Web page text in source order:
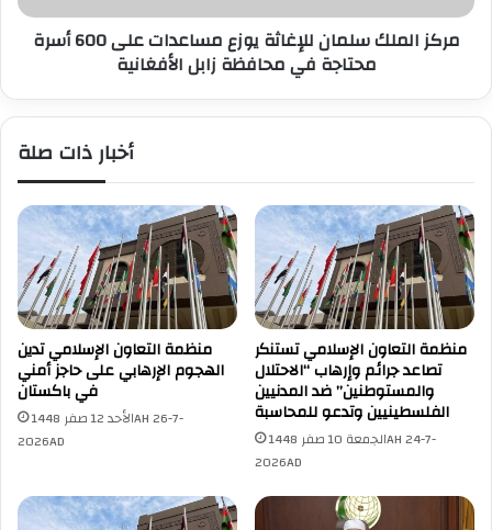
أسرة
محتاجة
زابل
مركز الملك سلمان للإغاثة يوزع مساعدات على 600 أسرة
محتاجة في محافظة زابل الأفغانية
أخبار ذات صلة
منظمة التعاون الإسلامي تدين
الهجوم الإرهابي على حاجز أمني
في باكستان
الأحد 12 صفر 1448AH 26-7-
2026AD
منظمة التعاون الإسلامي تستنكر
تصاعد جرائم وإرهاب “الاحتلال
والمستوطنين” ضد المدنيين
الفلسطينيين وتدعو للمحاسبة
الجمعة 10 صفر 1448AH 24-7-
2026AD